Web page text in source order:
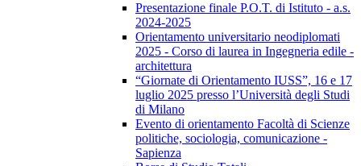
Presentazione finale P.O.T. di Istituto - a.s.
2024-2025
Orientamento universitario neodiplomati
2025 - Corso di laurea in Ingegneria edile -
architettura
“Giornate di Orientamento IUSS”, 16 e 17
luglio 2025 presso l’Università degli Studi
di Milano
Evento di orientamento Facoltà di Scienze
politiche, sociologia, comunicazione -
Sapienza